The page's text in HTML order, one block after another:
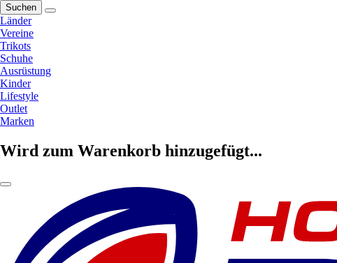
Suchen
Länder
Vereine
Trikots
Schuhe
Ausrüstung
Kinder
Lifestyle
Outlet
Marken
Wird zum Warenkorb hinzugefügt...